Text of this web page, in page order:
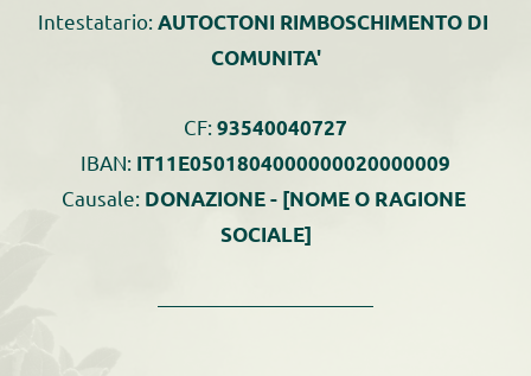
Intestatario: AUTOCTONI RIMBOSCHIMENTO DI
COMUNITA'
CF: 93540040727
IBAN: IT11E0501804000000020000009
Causale: DONAZIONE - [NOME O RAGIONE
SOCIALE]